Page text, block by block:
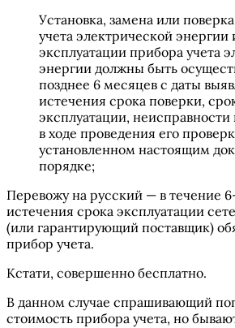
Установка, замена или
учета электрической энергии
эксплуатации прибора учета
энергии должны быть
позднее 6 месяцев с даты
истечения срока поверки,
эксплуатации, неисправности
в ходе проведения его
установленном настоящим
порядке;
Перевожу на русский — в течение
истечения срока эксплуатации
(или гарантирующий поставщик)
прибор учета.
Кстати, совершенно бесплатно.
В данном случае спрашивающий
стоимость прибора учета, но